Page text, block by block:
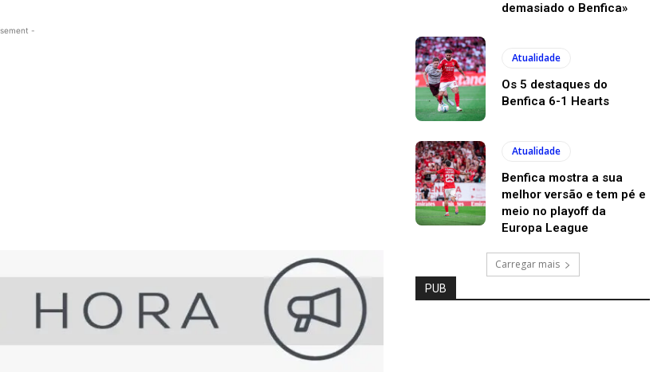
-
demasiado o Benfica»
Atualidade
Os 5 destaques do
Benfica 6-1 Hearts
Atualidade
Benfica mostra a sua
melhor versão e tem pé e
meio no playoff da
Europa League
Carregar mais
PUB